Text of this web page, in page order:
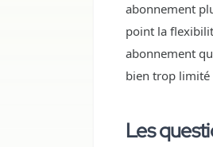
abonnement
point la
abonnement
bien trop limité
Les